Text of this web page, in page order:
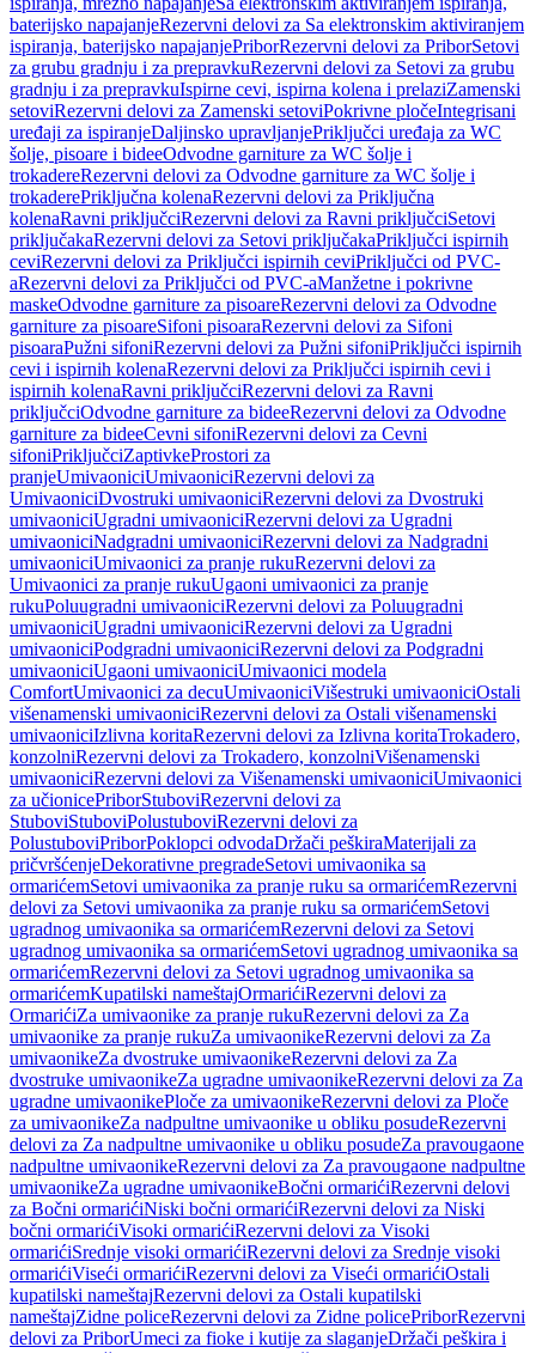
baterijsko napajanjeRezervni delovi za Sa elektronskim aktiviranjem
ispiranja, baterijsko napajanjePriborRezervni delovi za PriborSetovi
za grubu gradnju i za prepravkuRezervni delovi za Setovi za grubu
gradnju i za prepravkuIspirne cevi, ispirna kolena i prelaziZamenski
setoviRezervni delovi za Zamenski setoviPokrivne pločeIntegrisani
uređaji za ispiranjeDaljinsko upravljanjePriključci uređaja za WC
šolje, pisoare i bideeOdvodne garniture za WC šolje i
trokadereRezervni delovi za Odvodne garniture za WC šolje i
trokaderePriključna kolenaRezervni delovi za Priključna
kolenaRavni priključciRezervni delovi za Ravni priključciSetovi
priključakaRezervni delovi za Setovi priključakaPriključci ispirnih
ceviRezervni delovi za Priključci ispirnih ceviPriključci od PVC-
aRezervni delovi za Priključci od PVC-aManžetne i pokrivne
maskeOdvodne garniture za pisoareRezervni delovi za Odvodne
garniture za pisoareSifoni pisoaraRezervni delovi za Sifoni
pisoaraPužni sifoniRezervni delovi za Pužni sifoniPriključci ispirnih
cevi i ispirnih kolenaRezervni delovi za Priključci ispirnih cevi i
ispirnih kolenaRavni priključciRezervni delovi za Ravni
priključciOdvodne garniture za bideeRezervni delovi za Odvodne
garniture za bideeCevni sifoniRezervni delovi za Cevni
sifoniPriključciZaptivkeProstori za
pranjeUmivaoniciUmivaoniciRezervni delovi za
UmivaoniciDvostruki umivaoniciRezervni delovi za Dvostruki
umivaoniciUgradni umivaoniciRezervni delovi za Ugradni
umivaoniciNadgradni umivaoniciRezervni delovi za Nadgradni
umivaoniciUmivaonici za pranje rukuRezervni delovi za
Umivaonici za pranje rukuUgaoni umivaonici za pranje
rukuPoluugradni umivaoniciRezervni delovi za Poluugradni
umivaoniciUgradni umivaoniciRezervni delovi za Ugradni
umivaoniciPodgradni umivaoniciRezervni delovi za Podgradni
umivaoniciUgaoni umivaoniciUmivaonici modela
ComfortUmivaonici za decuUmivaoniciVišestruki umivaoniciOstali
višenamenski umivaoniciRezervni delovi za Ostali višenamenski
umivaoniciIzlivna koritaRezervni delovi za Izlivna koritaTrokadero,
konzolniRezervni delovi za Trokadero, konzolniVišenamenski
umivaoniciRezervni delovi za Višenamenski umivaoniciUmivaonici
za učionicePriborStuboviRezervni delovi za
StuboviStuboviPolustuboviRezervni delovi za
PolustuboviPriborPoklopci odvodaDržači peškiraMaterijali za
pričvršćenjeDekorativne pregradeSetovi umivaonika sa
ormarićemSetovi umivaonika za pranje ruku sa ormarićemRezervni
delovi za Setovi umivaonika za pranje ruku sa ormarićemSetovi
ugradnog umivaonika sa ormarićemRezervni delovi za Setovi
ugradnog umivaonika sa ormarićemSetovi ugradnog umivaonika sa
ormarićemRezervni delovi za Setovi ugradnog umivaonika sa
ormarićemKupatilski nameštajOrmarićiRezervni delovi za
OrmarićiZa umivaonike za pranje rukuRezervni delovi za Za
umivaonike za pranje rukuZa umivaonikeRezervni delovi za Za
umivaonikeZa dvostruke umivaonikeRezervni delovi za Za
dvostruke umivaonikeZa ugradne umivaonikeRezervni delovi za Za
ugradne umivaonikePloče za umivaonikeRezervni delovi za Ploče
za umivaonikeZa nadpultne umivaonike u obliku posudeRezervni
delovi za Za nadpultne umivaonike u obliku posudeZa pravougaone
nadpultne umivaonikeRezervni delovi za Za pravougaone nadpultne
umivaonikeZa ugradne umivaonikeBočni ormarićiRezervni delovi
za Bočni ormarićiNiski bočni ormarićiRezervni delovi za Niski
bočni ormarićiVisoki ormarićiRezervni delovi za Visoki
ormarićiSrednje visoki ormarićiRezervni delovi za Srednje visoki
ormarićiViseći ormarićiRezervni delovi za Viseći ormarićiOstali
kupatilski nameštajRezervni delovi za Ostali kupatilski
nameštajZidne policeRezervni delovi za Zidne policePriborRezervni
delovi za PriborUmeci za fioke i kutije za slaganjeDržači peškira i